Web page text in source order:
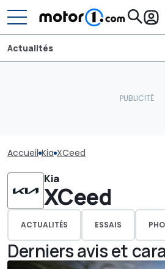
Actualités
Accueil Kia XCeed
Kia
XCeed
ACTUALITÉS ESSAIS
Derniers avis et